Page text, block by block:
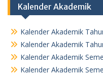
Kalender Akademik
Kalender Akademik
Kalender Akademik
Kalender Akademik
Kalender Akademik